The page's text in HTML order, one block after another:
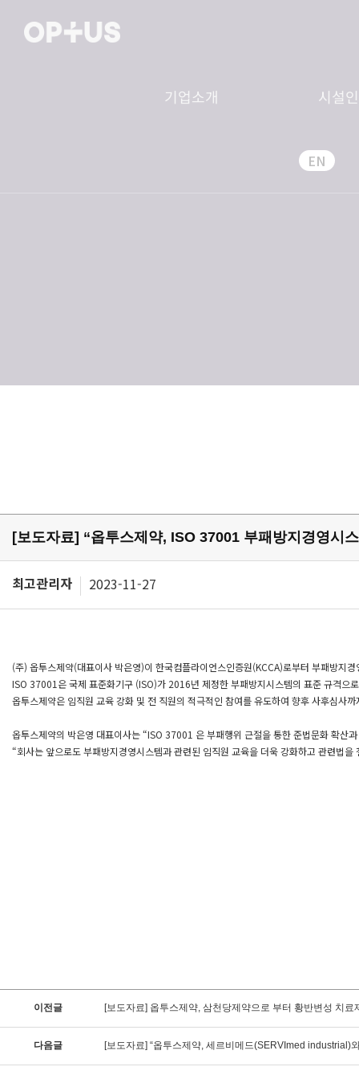
기업소개 시설
EN
[보도자료] “옵투스제약, ISO 37001 부패방지경영시
최고관리자 2023-11-27
(주) 옵투스제약(대표이사 박은영)이 한국컴플라이언스인증원(KCCA)로부터 부패방
ISO 37001은 국제 표준화기구 (ISO)가 2016년 제정한 부패방지시스템의 표준 규격으
옵투스제약은 임직원 교육 강화 및 전 직원의 적극적인 참여를 유도하여 향후 사후심사
옵투스제약의 박은영 대표이사는 “ISO 37001 은 부패행위 근절을 통한 준법문화 확
“회사는 앞으로도 부패방지경영시스템과 관련된 임직원 교육을 더욱 강화하고 관련법
이전글 [보도자료] 옵투스제약, 삼천당제약으로 부터 황반변성 치
다음글 [보도자료] “옵투스제약, 세르비메드(SERVImed industrial)